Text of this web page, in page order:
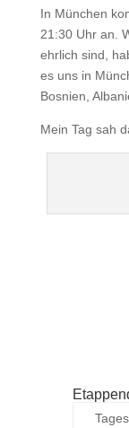
In München
21:30 Uhr an.
ehrlich sind,
es uns in
Bosnien,
Mein Tag sah